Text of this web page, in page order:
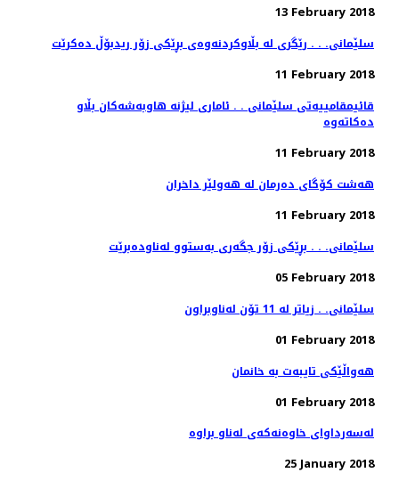
13 February 2018
سلێمانی. . . رێگری له‌ بڵاوكردنه‌وه‌ی بڕێكی زۆر ریدبۆڵ ده‌كرێت
11 February 2018
قائیمقامییه‌تی سلێمانی . . ئاماری لیژنه‌ هاوبه‌شه‌كان بڵاو
11 February 2018
هەشت كۆگای دەرمان لە هەولێر داخران
11 February 2018
سلێمانی. . . بڕێكی زۆر جگه‌ری به‌ستوو له‌ناوده‌برێت
05 February 2018
سلێمانی. . زیاتر له‌ 11 تۆن له‌ناوبراون
01 February 2018
هه‌واڵێكی تایبه‌ت به‌ خانمان
01 February 2018
25 January 2018